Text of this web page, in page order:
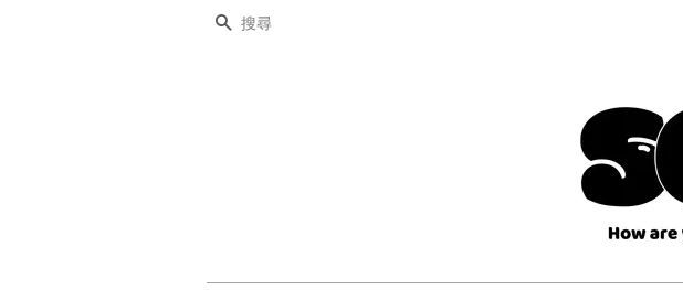
搜尋